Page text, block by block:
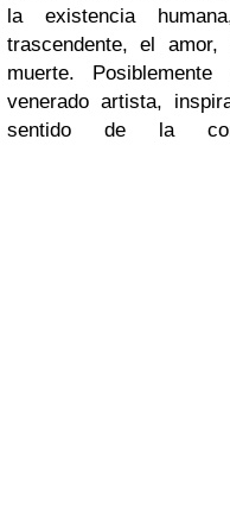
la existencia
trascendente, el
muerte.
venerado artista,
sentido de la